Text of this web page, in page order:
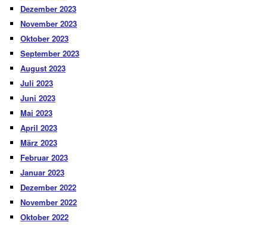
Dezember 2023
November 2023
Oktober 2023
September 2023
August 2023
Juli 2023
Juni 2023
Mai 2023
April 2023
März 2023
Februar 2023
Januar 2023
Dezember 2022
November 2022
Oktober 2022